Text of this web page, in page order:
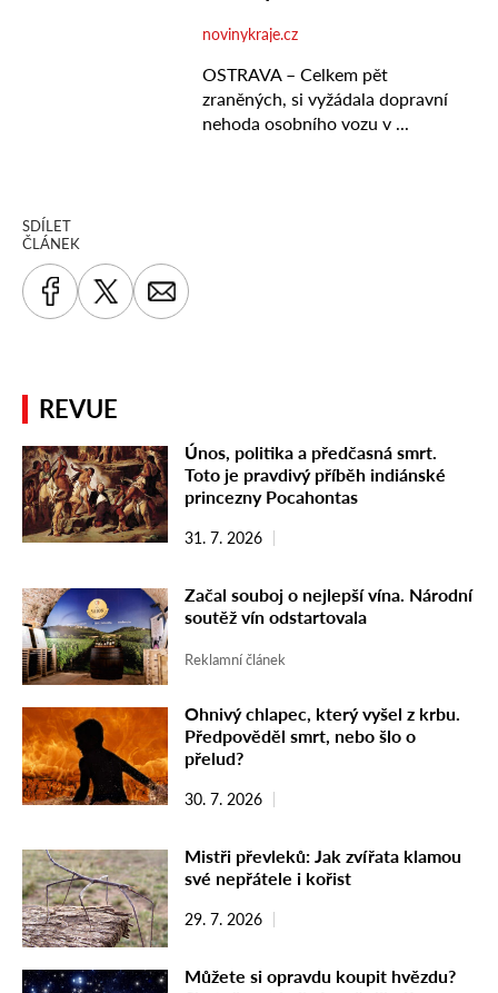
SDÍLET
ČLÁNEK
REVUE
Únos, politika a předčasná smrt.
Toto je pravdivý příběh indiánské
princezny Pocahontas
31. 7. 2026
Začal souboj o nejlepší vína. Národní
soutěž vín odstartovala
Reklamní článek
Ohnivý chlapec, který vyšel z krbu.
Předpověděl smrt, nebo šlo o
přelud?
30. 7. 2026
Mistři převleků: Jak zvířata klamou
své nepřátele i kořist
29. 7. 2026
Můžete si opravdu koupit hvězdu?